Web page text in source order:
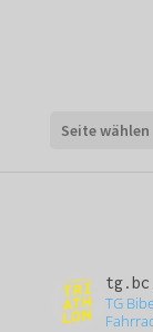
Seite wählen
TG